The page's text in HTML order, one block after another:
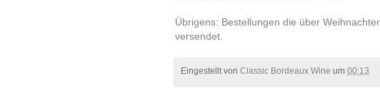
Übrigens: Bestellungen die über
versendet.
Eingestellt von Classic Bordeaux Wine um 00:13